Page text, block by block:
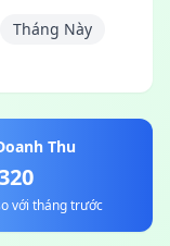
Tháng Này
Thu
với tháng trước